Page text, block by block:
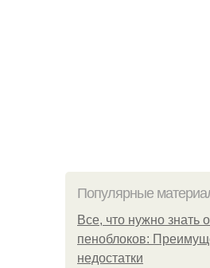
Популярные
Все, что нужно знать
пеноблоков:
недостатки